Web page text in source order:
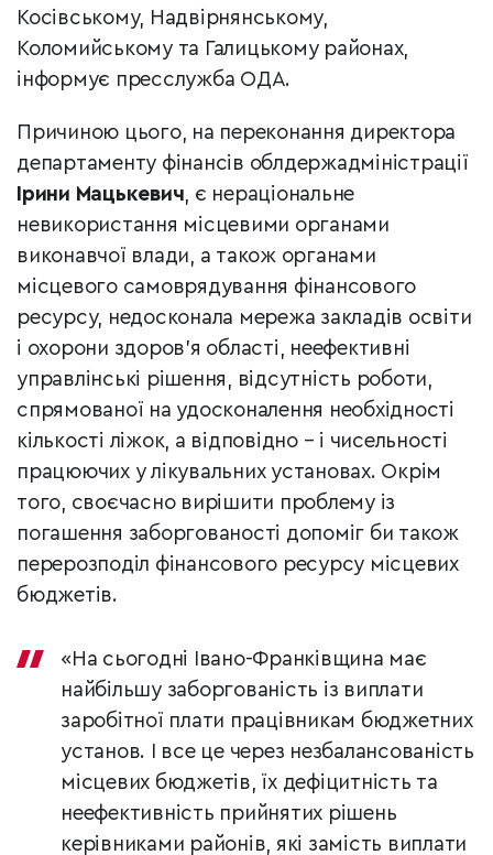
Косівському, Надвірнянському,
Коломийському та Галицькому районах,
інформує пресслужба ОДА.
Причиною цього, на переконання директора
департаменту фінансів облдержадміністрації
Ірини Мацькевич, є нераціональне
невикористання місцевими органами
виконавчої влади, а також органами
місцевого самоврядування фінансового
ресурсу, недосконала мережа закладів освіти
і охорони здоров’я області, неефективні
управлінські рішення, відсутність роботи,
спрямованої на удосконалення необхідності
кількості ліжок, а відповідно – і чисельності
працюючих у лікувальних установах. Окрім
того, своєчасно вирішити проблему із
погашення заборгованості допоміг би також
перерозподіл фінансового ресурсу місцевих
бюджетів.
«На сьогодні Івано-Франківщина має
найбільшу заборгованість із виплати
заробітної плати працівникам бюджетних
установ. І все це через незбалансованість
місцевих бюджетів, їх дефіцитність та
неефективність прийнятих рішень
керівниками районів, які замість виплати